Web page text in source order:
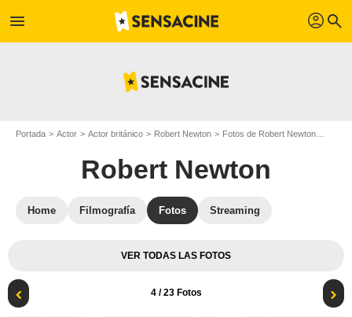
menu profil search
Portada Actor Actor británico Robert Newton Fotos de Robert Newton
Robert Newton
Home Filmografía Fotos Streaming
VER TODAS LAS FOTOS
4/ 23 Fotos